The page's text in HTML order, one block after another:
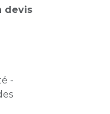
devis
-